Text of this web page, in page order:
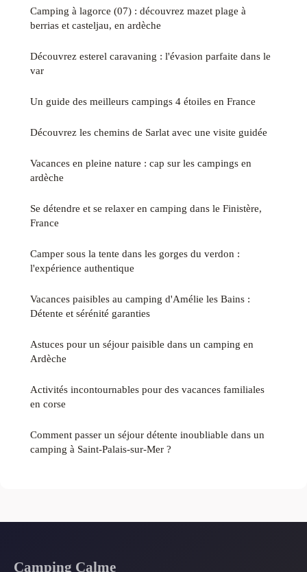
Camping à lagorce (07) : découvrez mazet plage à
berrias et casteljau, en ardèche
Découvrez esterel caravaning : l'évasion parfaite dans le
var
Un guide des meilleurs campings 4 étoiles en France
Découvrez les chemins de Sarlat avec une visite guidée
Vacances en pleine nature : cap sur les campings en
ardèche
Se détendre et se relaxer en camping dans le Finistère,
France
Camper sous la tente dans les gorges du verdon :
l'expérience authentique
Vacances paisibles au camping d'Amélie les Bains :
Détente et sérénité garanties
Astuces pour un séjour paisible dans un camping en
Ardèche
Activités incontournables pour des vacances familiales
en corse
Comment passer un séjour détente inoubliable dans un
camping à Saint-Palais-sur-Mer ?
Camping Calme